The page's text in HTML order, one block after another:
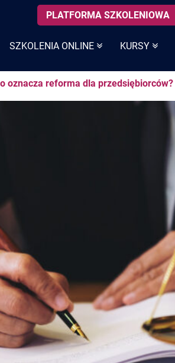
SZKOLENIA ONLINE KURSY
PLATFORMA SZKOLENIOWA
oznacza reforma dla przedsiębiorców?